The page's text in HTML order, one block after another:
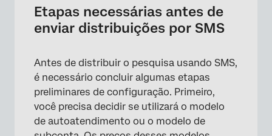
Etapas necessárias antes de
enviar distribuições por SMS
Antes de distribuir o pesquisa usando SMS,
é necessário concluir algumas etapas
preliminares de configuração. Primeiro,
você precisa decidir se utilizará o modelo
de autoatendimento ou o modelo de